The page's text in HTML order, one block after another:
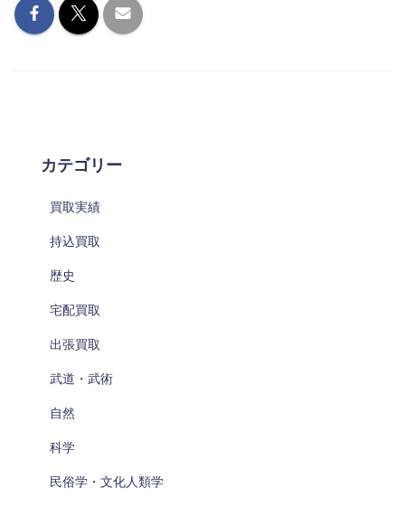
カテゴリー
買取実績
持込買取
歴史
宅配買取
出張買取
武道・武術
自然
科学
民俗学・文化人類学